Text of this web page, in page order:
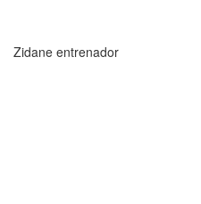
Zidane entrenador